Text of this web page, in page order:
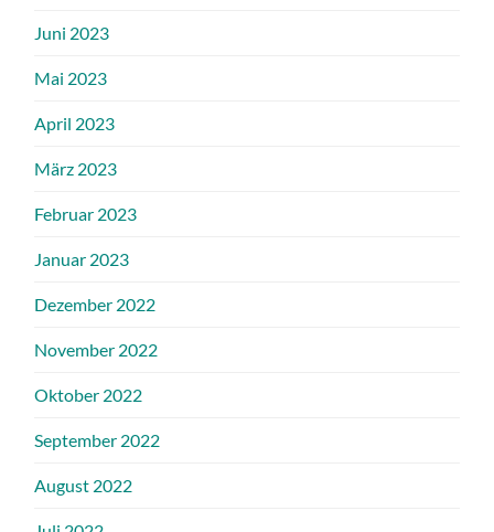
Juni 2023
Mai 2023
April 2023
März 2023
Februar 2023
Januar 2023
Dezember 2022
November 2022
Oktober 2022
September 2022
August 2022